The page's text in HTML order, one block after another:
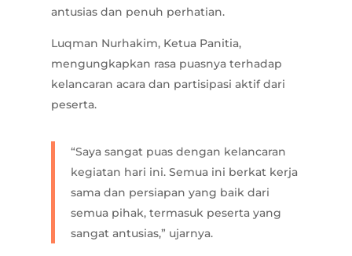
antusias dan penuh perhatian.
Luqman Nurhakim, Ketua Panitia,
mengungkapkan rasa puasnya terhadap
kelancaran acara dan partisipasi aktif dari
peserta.
“Saya sangat puas dengan kelancaran
kegiatan hari ini. Semua ini berkat kerja
sama dan persiapan yang baik dari
semua pihak, termasuk peserta yang
sangat antusias,” ujarnya.